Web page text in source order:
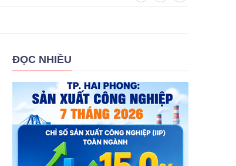
ĐỌC NHIỀU